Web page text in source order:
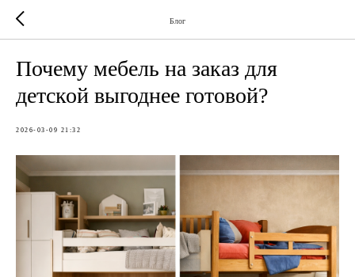
Блог
Почему мебель на заказ для
детской выгоднее готовой?
2026-03-09 21:32